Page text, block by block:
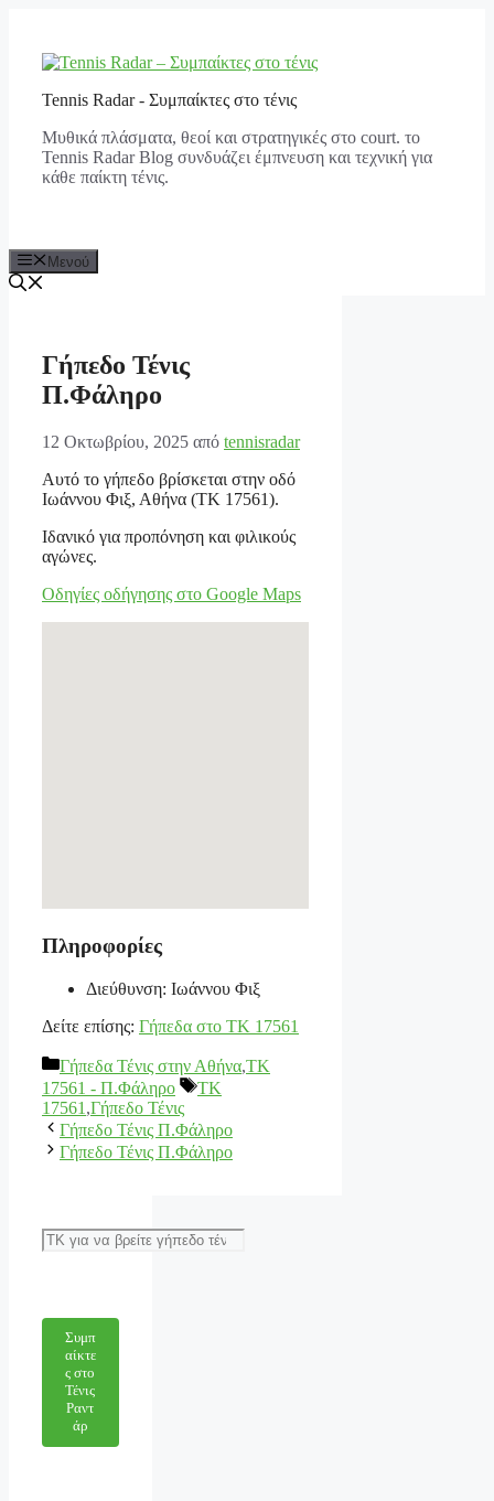
περιεχόμενο
Tennis Radar - Συμπαίκτες στο τένις
Μυθικά πλάσματα, θεοί και στρατηγικές στο court. το
Tennis Radar Blog συνδυάζει έμπνευση και τεχνική για
κάθε παίκτη τένις.
Μενού
Γήπεδο Τένις
Π.Φάληρο
12 Οκτωβρίου, 2025 από tennisradar
Αυτό το γήπεδο βρίσκεται στην οδό
Ιωάννου Φιξ, Αθήνα (ΤΚ 17561).
Ιδανικό για προπόνηση και φιλικούς
αγώνες.
Οδηγίες οδήγησης στο Google Maps
Πληροφορίες
Διεύθυνση: Ιωάννου Φιξ
Δείτε επίσης: Γήπεδα στο ΤΚ 17561
Κατηγορίες
Γήπεδα Τένις στην Αθήνα,ΤΚ
17561 - Π.Φάληρο
Ετικέτες
TK
17561 ,Γήπεδο Τένις
Γήπεδο Τένις Π.Φάληρο
Γήπεδο Τένις Π.Φάληρο
Αναζήτηση
Συμπ
αίκτε
ς στο
Τένις
Ραντ
άρ